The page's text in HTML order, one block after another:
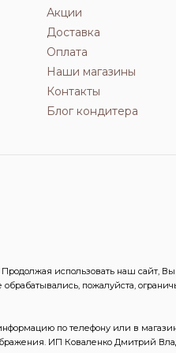
Акции
Доставка
Оплата
Наши магазины
Контакты
Блог кондитера
использовать наш сайт, Вы
пожалуйста,
по телефону или в
ИП Коваленко Дмитрий